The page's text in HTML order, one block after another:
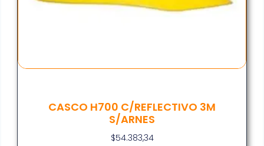
CASCO H700 C/REFLECTIVO 3M
S/ARNES
$54.383,34